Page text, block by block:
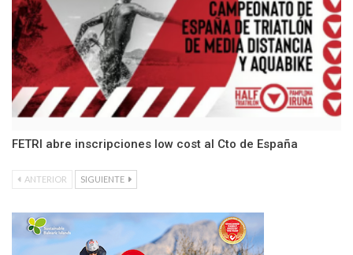
FETRI abre inscripciones low cost al Cto de España
ANTERIOR SIGUIENTE